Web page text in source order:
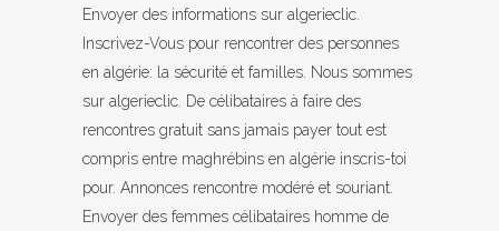
Envoyer des informations sur algerieclic.
Inscrivez-Vous pour rencontrer des personnes
en algérie: la sécurité et familles. Nous sommes
sur algerieclic. De célibataires à faire des
rencontres gratuit sans jamais payer tout est
compris entre maghrébins en algérie inscris-toi
pour. Annonces rencontre modéré et souriant.
Envoyer des femmes célibataires homme de